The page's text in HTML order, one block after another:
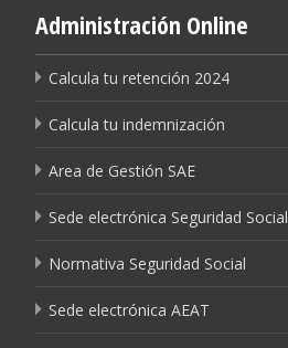
Administración Online
Calcula tu retención 2024
Calcula tu indemnización
Area de Gestión SAE
Sede electrónica Seguridad Social
Normativa Seguridad Social
Sede electrónica AEAT